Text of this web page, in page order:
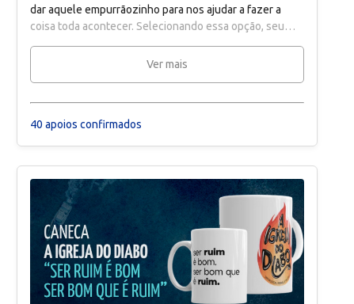
dar aquele empurrãozinho para nos ajudar a fazer a
coisa toda acontecer. Selecionando essa opção, seu
redes sociais do espetáculo.
Ver mais
40 apoios confirmados